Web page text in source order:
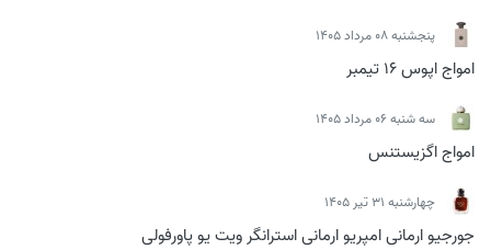
پنجشنبه 08 مرداد 1405
امواج اپوس 16 تیمبر
سه شنبه 06 مرداد 1405
امواج اگزیستنس
چهارشنبه 31 تیر 1405
جورجیو ارمانی امپریو ارمانی استرانگر ویت یو پاورفولی